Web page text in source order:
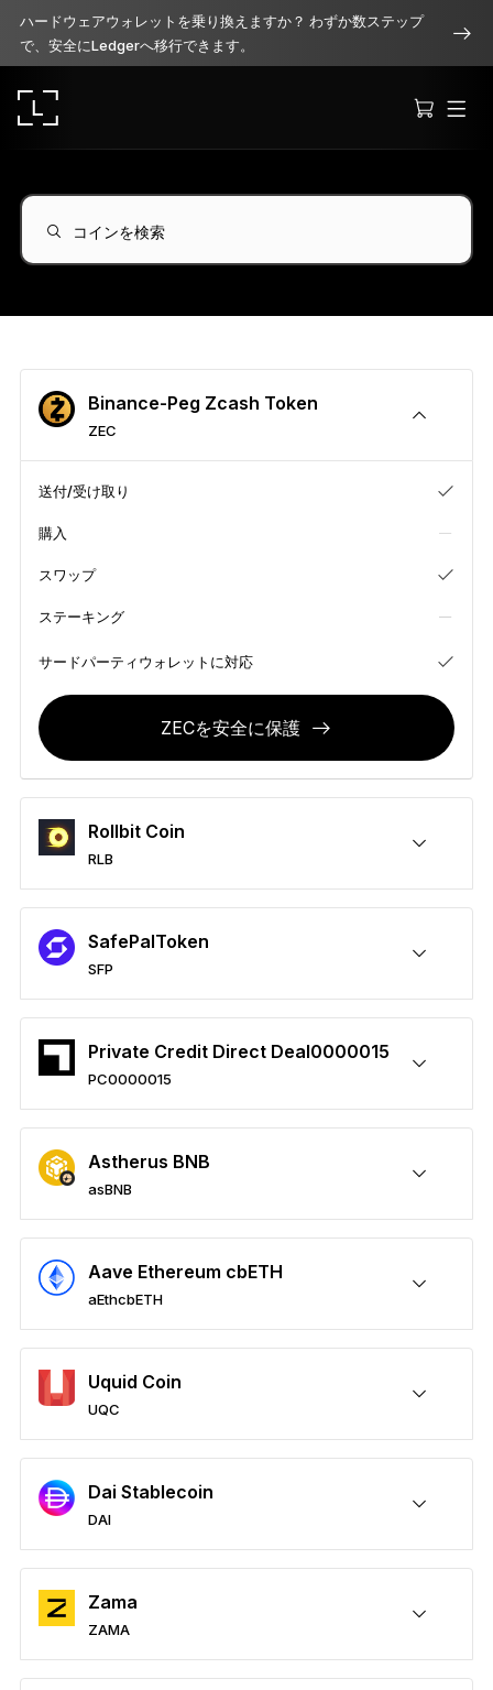
ハードウェアウォレットを乗り換えますか？ わずか数ステップ
で、安全にLedgerへ移行できます。
Ledger Flex
暗号資産保護の新常識へ
Ledger Nano
バックアップで万が一の事態に備える
すべて見る
まとめ買い & パック
アクセサリー
復元ソリューション
限定シリーズ
Ledger署名用デバイスを比較する
コインを検索
Binance-Peg Zcash Token
ZEC
送付/受け取り
購入
スワップ
ステーキング
サードパーティウォレットに対応
ZECを安全に保護
Rollbit Coin
RLB
送付/受け取り
購入
スワップ
ステーキング
サードパーティウォレットに対応
RLBを安全に保護
SafePalToken
SFP
送付/受け取り
購入
スワップ
ステーキング
サードパーティウォレットに対応
SFPを安全に保護
Private Credit Direct Deal0000015
PC0000015
送付/受け取り
購入
スワップ
ステーキング
サードパーティウォレットに対応
PC0000015を安全に保護
Astherus BNB
asBNB
送付/受け取り
購入
スワップ
ステーキング
サードパーティウォレットに対応
asBNBを安全に保護
Aave Ethereum cbETH
aEthcbETH
送付/受け取り
購入
スワップ
ステーキング
サードパーティウォレットに対応
aEthcbETHを安全に保護
Uquid Coin
UQC
送付/受け取り
購入
スワップ
ステーキング
サードパーティウォレットに対応
UQCを安全に保護
Dai Stablecoin
DAI
送付/受け取り
購入
スワップ
ステーキング
サードパーティウォレットに対応
DAIを安全に保護
Zama
ZAMA
送付/受け取り
購入
スワップ
ステーキング
サードパーティウォレットに対応
ZAMAを安全に保護